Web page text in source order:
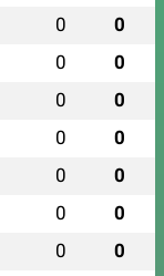
0 0
0 0
0 0
0 0
0 0
0 0
0 0